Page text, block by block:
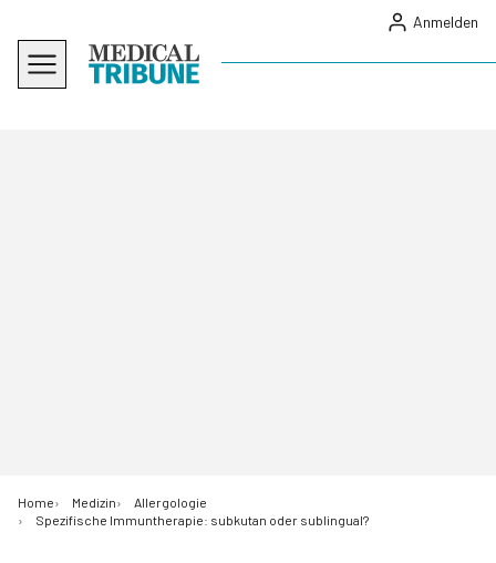
Anmelden
Home Medizin
Allergologie
Spezifische Immuntherapie: subkutan oder sublingual?